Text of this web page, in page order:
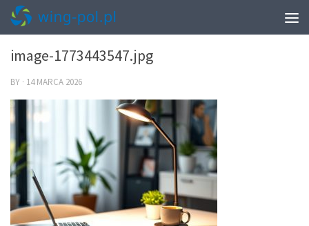
0
image-1773443547.jpg
BY · 14 MARCA 2026